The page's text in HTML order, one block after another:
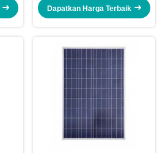
Dapatkan Harga Terbaik